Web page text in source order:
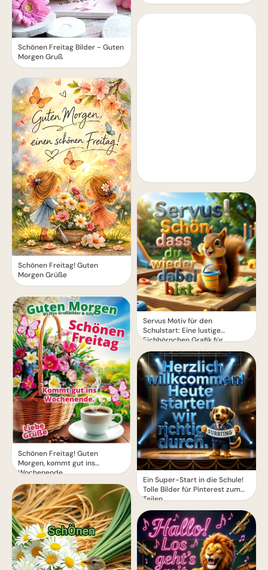
Schönen Freitag Bilder - Guten
Morgen Gruß
Schönen Freitag! Guten
Morgen Grüße
Schönen Freitag! Guten
Morgen, kommt gut ins
Wochenende
Servus Motiv für den
Schulstart: Eine lustige
Eichhörnchen Grafik für
WhatsApp
Ein Super-Start in die Schule!
Tolle Bilder für Pinterest zum
Teilen.